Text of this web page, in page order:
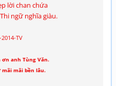
lời chan chứa
ngữ nghĩa giàu.
2014-TV
ơn anh Tùng Văn.
mãi bền lâu.